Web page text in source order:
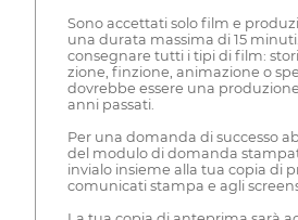
Sono accettati solo film e
una durata massima di 15
consegnare tutti i tipi di film:
zione, finzione, animazione o
dovrebbe essere una
anni passati.
Per una domanda di successo
del modulo di domanda
invialo insieme alla tua copia di
comunicati stampa e agli